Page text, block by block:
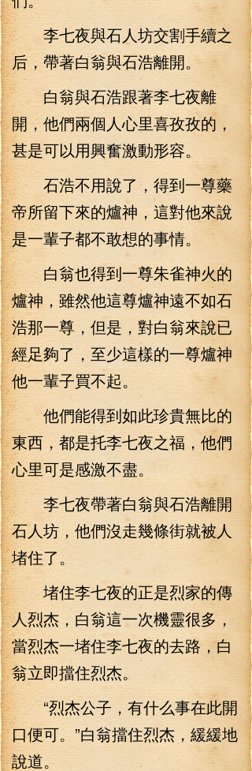
李七夜與石人坊交割手續之
后，帶著白翁與石浩離開。
白翁與石浩跟著李七夜離
開，他們兩個人心里喜孜孜的，
甚是可以用興奮激動形容。
石浩不用說了，得到一尊藥
帝所留下來的爐神，這對他來說
是一輩子都不敢想的事情。
白翁也得到一尊朱雀神火的
爐神，雖然他這尊爐神遠不如石
浩那一尊，但是，對白翁來說已
經足夠了，至少這樣的一尊爐神
他一輩子買不起。
他們能得到如此珍貴無比的
東西，都是托李七夜之福，他們
心里可是感激不盡。
李七夜帶著白翁與石浩離開
石人坊，他們沒走幾條街就被人
堵住了。
堵住李七夜的正是烈家的傳
人烈杰，白翁這一次機靈很多，
當烈杰一堵住李七夜的去路，白
翁立即擋住烈杰。
“烈杰公子，有什么事在此開
口便可。”白翁擋住烈杰，緩緩地
說道。